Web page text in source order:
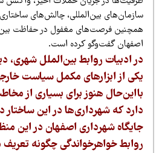
بین‌المللی، چالش‌های ساختاری
فرصت‌های مغفول در حفاظت بین‌المللی
گفت‌وگو کرده است.
ادبیات روابط بین‌الملل شهری،
از ابزارهای مکمل سیاست خارجی
هنوز برای بسیاری از
که شهرداری‌ها در این ساختار
شهرداری اصفهان در این منظومه
خواهرخواندگی چگونه تعریف